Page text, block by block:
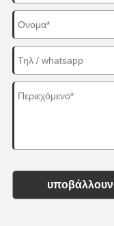
υποβάλλουν